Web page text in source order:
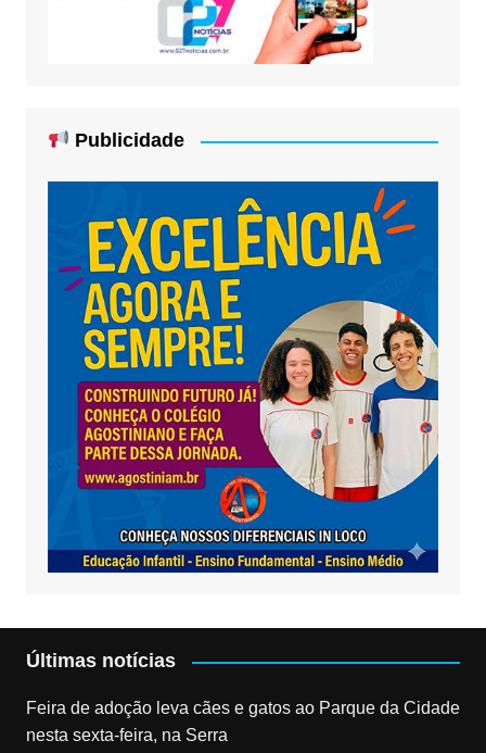
Publicidade
Últimas notícias
Feira de adoção leva cães e gatos ao Parque da Cidade
nesta sexta-feira, na Serra